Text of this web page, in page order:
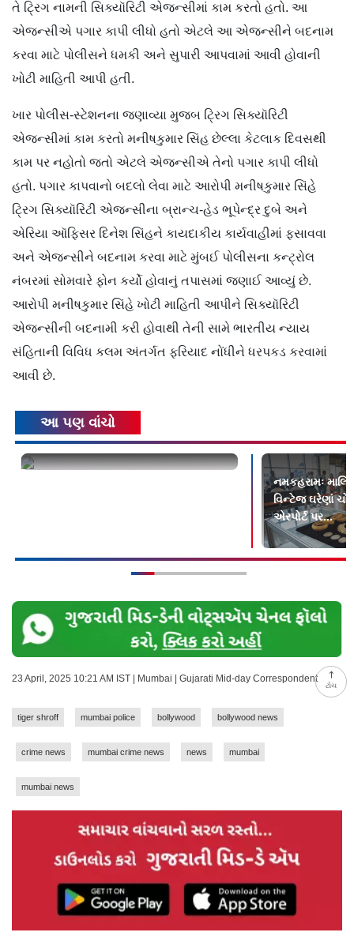
ટોચ
તે ટ્રિગ નામની સિક્યૉરિટી એજન્સીમાં કામ કરતો હતો. આ
એજન્સીએ પગાર કાપી લીધો હતો એટલે આ એજન્સીને બદનામ
કરવા માટે પોલીસને ધમકી અને સુપારી આપવામાં આવી હોવાની
ખોટી માહિતી આપી હતી.
ખાર પોલીસ-સ્ટેશનના જણાવ્યા મુજબ ટ્રિગ સિક્યૉરિટી
એજન્સીમાં કામ કરતો મનીષકુમાર સિંહ છેલ્લા કેટલાક દિવસથી
કામ પર નહોતો જતો એટલે એજન્સીએ તેનો પગાર કાપી લીધો
હતો. પગાર કાપવાનો બદલો લેવા માટે આરોપી મનીષકુમાર સિંહે
ટ્રિગ સિક્યૉરિટી એજન્સીના બ્રાન્ચ-હેડ ભૂપેન્દ્ર દુબે અને
એરિયા ઑફિસર દિનેશ સિંહને કાયદાકીય કાર્યવાહીમાં ફસાવવા
અને એજન્સીને બદનામ કરવા માટે મુંબઈ પોલીસના કન્ટ્રોલ
નંબરમાં સોમવારે ફોન કર્યો હોવાનું તપાસમાં જણાઈ આવ્યું છે.
આરોપી મનીષકુમાર સિંહે ખોટી માહિતી આપીને સિક્યૉરિટી
એજન્સીની બદનામી કરી હોવાથી તેની સામે ભારતીય ન્યાય
સંહિતાની વિવિધ કલમ અંતર્ગત ફરિયાદ નોંધીને ધરપકડ કરવામાં
આવી છે.
આ પણ વાંચો
નમકહરામઃ
વિન્ટેજ ઘરેણાં
એરપોર્ટ પર...
23 April, 2025 10:21 AM IST | Mumbai | Gujarati Mid-day Correspondent
tiger shroff mumbai police bollywood bollywood news
crime news mumbai crime news news mumbai
mumbai news